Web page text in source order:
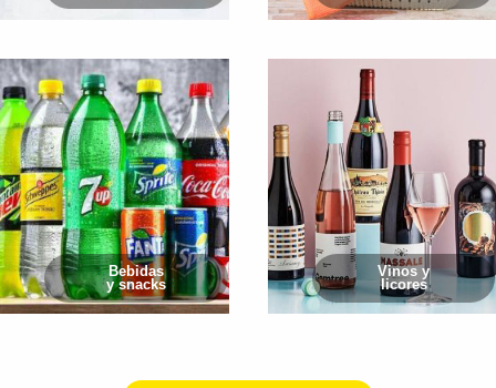
Bebidas
y snacks
Vinos y
licores